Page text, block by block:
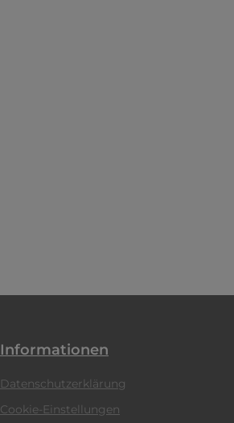
Informationen
Datenschutzerklärung
Cookie-Einstellungen